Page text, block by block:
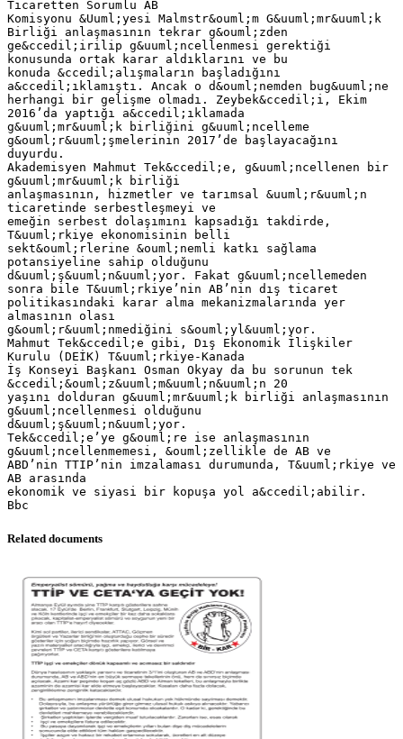
Related documents